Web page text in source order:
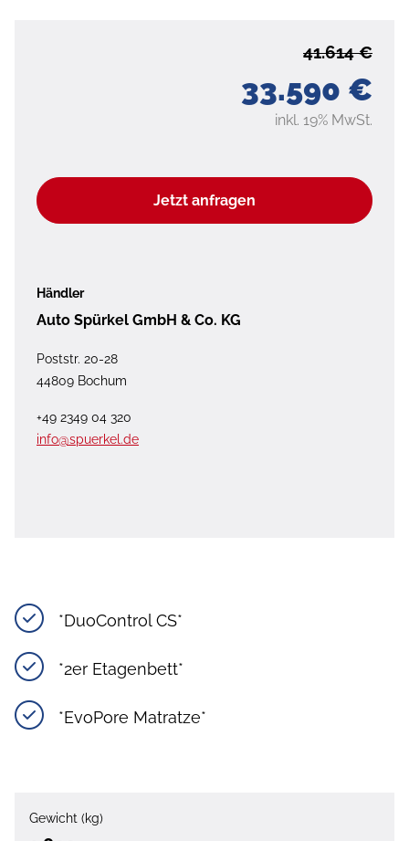
33.590 €
41.614 €
inkl. 19% MwSt.
Jetzt anfragen
Händler
Auto Spürkel GmbH & Co. KG
Poststr. 20-28
44809 Bochum
+49 2349 04 320
info@spuerkel.de
*DuoControl CS*
*2er Etagenbett*
*EvoPore Matratze*
Gewicht (kg)